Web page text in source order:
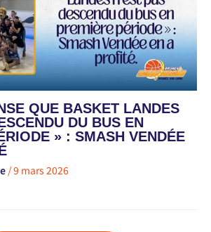
QUE BASKET LANDES
DU BUS EN
» : SMASH VENDÉE
/9 mars 2026